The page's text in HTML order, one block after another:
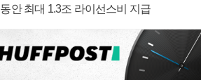
동안 최대 1.3조 라이선스비 지급